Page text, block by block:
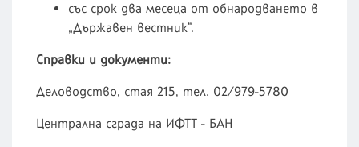
със срок два месеца от обнародването в
„Държавен вестник“.
Справки и документи:
Деловодство, стая 215, тел. 02/979-5780
Централна сграда на ИФТТ - БАН